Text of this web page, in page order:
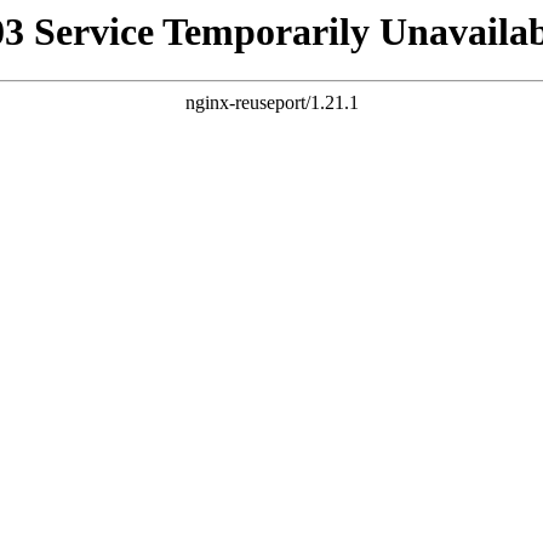
Service Temporarily
nginx-reuseport/1.21.1